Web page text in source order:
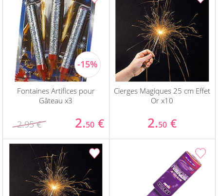
Fontaines Artifices pour
Gâteau x3
2.95 € 2.50 €
Cierges Magiques 25 cm Effet
Or x10
2.50 €